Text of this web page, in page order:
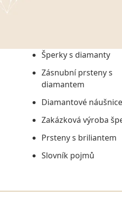
Šperky s diamanty
Zásnubní prsteny s
diamantem
Diamantové náušnice
Zakázková výroba
Prsteny s briliantem
Slovník pojmů